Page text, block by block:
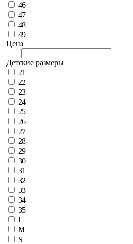
46
47
48
49
Цена
Детские размеры
21
22
23
24
25
26
27
28
29
30
31
32
33
34
35
L
M
S